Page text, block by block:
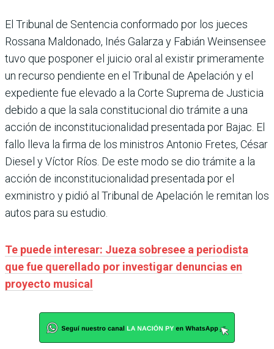
El Tribunal de Sentencia conformado por los jueces
Rossana Maldonado, Inés Galarza y Fabián Weinsensee
tuvo que posponer el juicio oral al existir primeramente
un recurso pendiente en el Tribunal de Apelación y el
expediente fue elevado a la Corte Suprema de Justicia
debido a que la sala constitucional dio trámite a una
acción de inconstitucionalidad presentada por Bajac. El
fallo lleva la firma de los ministros Antonio Fretes, César
Diesel y Víctor Ríos. De este modo se dio trámite a la
acción de inconstitucionalidad presentada por el
exministro y pidió al Tribunal de Apelación le remitan los
autos para su estudio.
Te puede interesar: Jueza sobresee a periodista
que fue querellado por investigar denuncias en
proyecto musical